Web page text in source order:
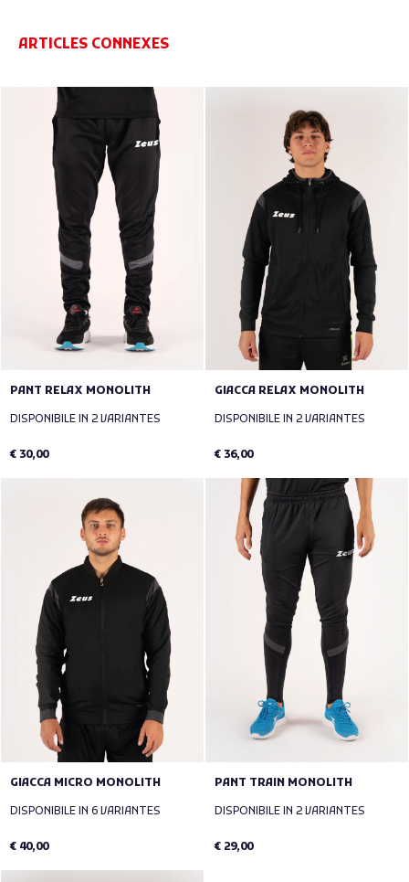
ARTICLES CONNEXES
PANT RELAX MONOLITH
DISPONIBILE IN 2 VARIANTES
€ 30,00
GIACCA RELAX MONOLITH
DISPONIBILE IN 2 VARIANTES
€ 36,00
GIACCA MICRO MONOLITH
DISPONIBILE IN 6 VARIANTES
€ 40,00
PANT TRAIN MONOLITH
DISPONIBILE IN 2 VARIANTES
€ 29,00